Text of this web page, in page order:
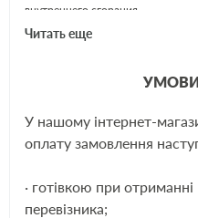
внутреннего сгорания.
время своего развития
автомобилей. Всего же
вариантов фильтров.
Применяемость:
ЕЩЁ
Читать еще
У нашому інтернет-
оплату замовлення
· готівкою при отриманні
перевізника;